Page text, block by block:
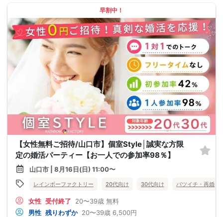
早割中！
【女性無料ご招待/山口市】個室Style│誠実な方限
定の婚活パーティー【お一人での参加率98％】
山口市 | 8月16日(日) 11:00〜
レインボーファクトリー 20代向け 30代向け バツイチ・再婚
女性 受付終了 20〜39歳 無料
男性 残りわずか 20〜39歳 6,500円